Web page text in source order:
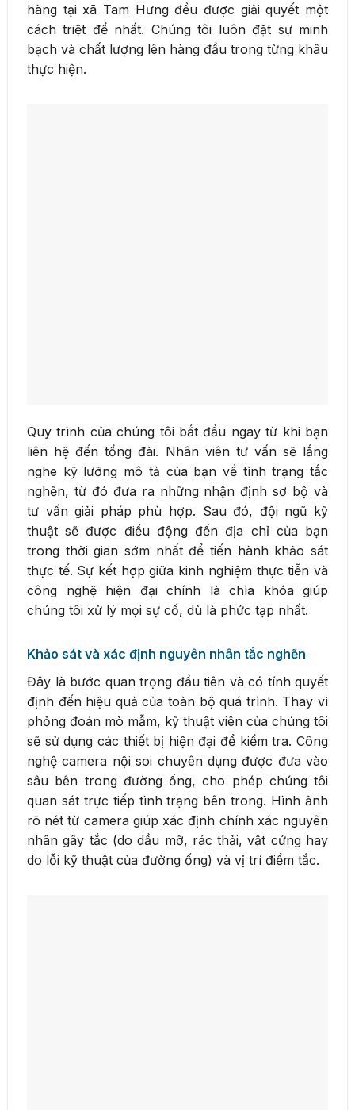
hàng tại xã Tam Hưng đều được giải quyết một
cách triệt để nhất. Chúng tôi luôn đặt sự minh
bạch và chất lượng lên hàng đầu trong từng khâu
thực hiện.
Quy trình của chúng tôi bắt đầu ngay từ khi bạn
liên hệ đến tổng đài. Nhân viên tư vấn sẽ lắng
nghe kỹ lưỡng mô tả của bạn về tình trạng tắc
nghẽn, từ đó đưa ra những nhận định sơ bộ và
tư vấn giải pháp phù hợp. Sau đó, đội ngũ kỹ
thuật sẽ được điều động đến địa chỉ của bạn
trong thời gian sớm nhất để tiến hành khảo sát
thực tế. Sự kết hợp giữa kinh nghiệm thực tiễn và
công nghệ hiện đại chính là chìa khóa giúp
chúng tôi xử lý mọi sự cố, dù là phức tạp nhất.
Khảo sát và xác định nguyên nhân tắc nghẽn
Đây là bước quan trọng đầu tiên và có tính quyết
định đến hiệu quả của toàn bộ quá trình. Thay vì
phỏng đoán mò mẫm, kỹ thuật viên của chúng tôi
sẽ sử dụng các thiết bị hiện đại để kiểm tra. Công
nghệ camera nội soi chuyên dụng được đưa vào
sâu bên trong đường ống, cho phép chúng tôi
quan sát trực tiếp tình trạng bên trong. Hình ảnh
rõ nét từ camera giúp xác định chính xác nguyên
nhân gây tắc (do dầu mỡ, rác thải, vật cứng hay
do lỗi kỹ thuật của đường ống) và vị trí điểm tắc.